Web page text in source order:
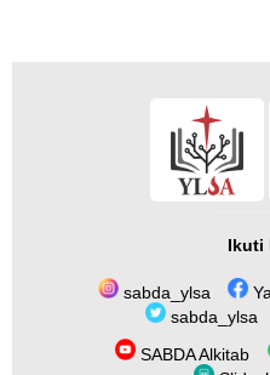
Ikuti
sabda_ylsa
sabda_ylsa
SABDA Alkitab